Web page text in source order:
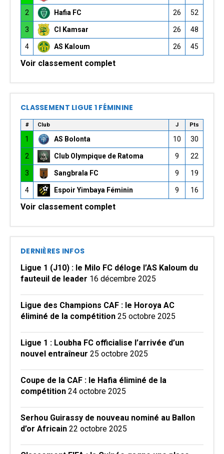
2 Hafia FC 26 52
3 CI Kamsar 26 48
4 AS Kaloum 26 45
Voir classement complet
CLASSEMENT LIGUE 1 FÉMININE
# Club J Pts
1 AS Bolonta 10 30
2 Club Olympique de Ratoma 9 22
3 Sangbrala FC 9 19
4 Espoir Yimbaya Féminin 9 16
Voir classement complet
DERNIÈRES INFOS
Ligue 1 (J10) : le Milo FC déloge l’AS Kaloum du
fauteuil de leader 16 décembre 2025
Ligue des Champions CAF : le Horoya AC
éliminé de la compétition 25 octobre 2025
Ligue 1 : Loubha FC officialise l’arrivée d’un
nouvel entraîneur 25 octobre 2025
Coupe de la CAF : le Hafia éliminé de la
compétition 24 octobre 2025
Serhou Guirassy de nouveau nominé au Ballon
d’or Africain 22 octobre 2025